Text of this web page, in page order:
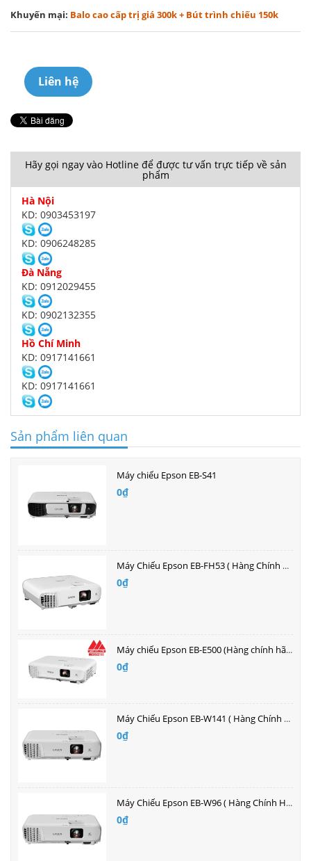
Khuyến mại: Balo cao cấp trị giá 300k + Bút trình chiếu 150k
Liên hệ
Hãy gọi ngay vào Hotline để được tư vấn trực tiếp về sản
phẩm
Hà Nội
KD: 0903453197
KD: 0906248285
Đà Nẵng
KD: 0912029455
KD: 0902132355
Hồ Chí Minh
KD: 0917141661
KD: 0917141661
Sản phẩm liên quan
Máy chiếu Epson EB-S41
0₫
Máy Chiếu Epson EB-FH53 ( Hàng Chính Hãng )| Bán buôn giá tốt nhất
0₫
Máy chiếu Epson EB-E500 (Hàng chính hãng bảo hành 2 năm)| Bán buôn giá tốt nhất
0₫
Máy Chiếu Epson EB-W141 ( Hàng Chính Hãng )| Bán buôn giá tốt nhất
0₫
Máy Chiếu Epson EB-W96 ( Hàng Chính Hãng )| Bán buôn giá tốt nhất
0₫